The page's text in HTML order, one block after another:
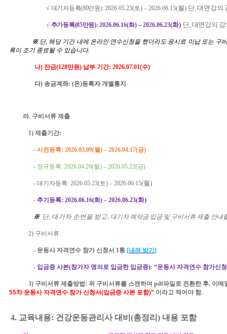
√ 대기자등록(80만원):2026.05.23(토)–2026.06 15(월) 단,대면강의
√ 추가등록(85만원):2026.06.16(화)–2026.06.23(화) 단 대면강의
※ 단, 해당 기간 내에 온라인 연수신청을 했더라도 응시료 미납 또는 구
록이 조기 종료될 수 있습니다.
나) 잔금(128만원) 납부 기간: 2026.07.01(수)
다) 송금계좌: (온)등록자 개별통지
라. 구비서류 제출
1) 제출기간:
- 사전등록: 2026.03.09(월) – 2026.04.17(금)
- 정규등록: 2026.04. 20(월) – 2026.05. 22(금)
- 대기자등록: 2026.05. 23(토) – 2026.06 15(월)
- 추기등록: 2026.06.16(화) – 2026.06.23(화)
※ 단, 대가자 순번을 받고 대기자 예약금 입금 및 구비서류 제출 안
2) 구비서류:
- 운동사 자격연수 참가 신청서 1 통 [내려 받기]
- 입금증 사본(참가자 명의로 입금한 입금증): “운동사 자격연수 참가신
3) 구비서류 제출방법: 위 구비서류를 스캔하여 pdf파일로 전환한 후, 이메
55차 운동사 자격연수 참가 신청서(입금증 사본 포함)” 이라고 적어야 함.
4. 교육내용: 건강운동관리사 대비(총정리) 내용 포함